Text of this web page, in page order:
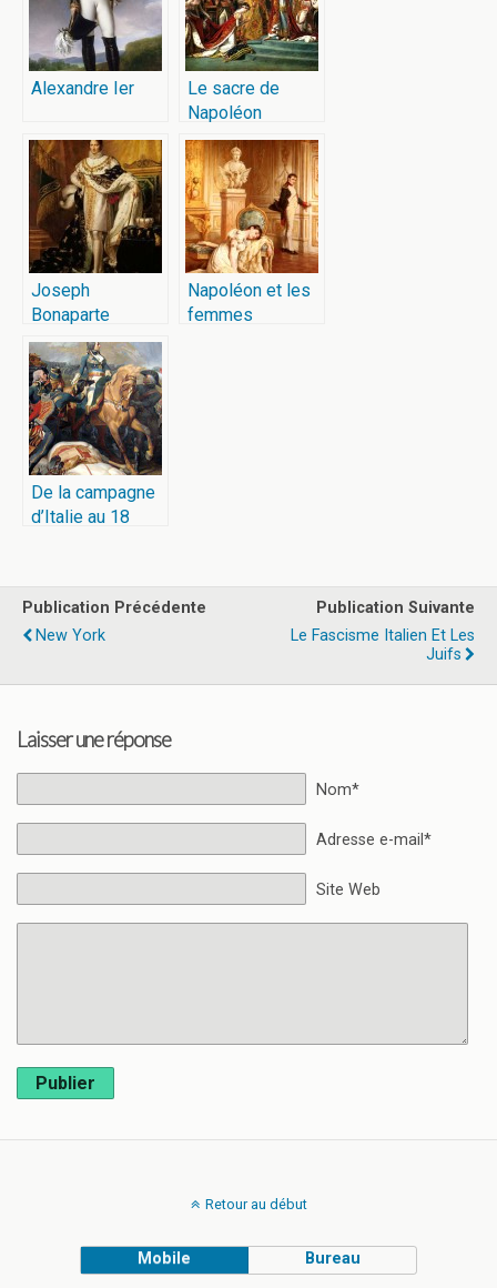
Alexandre Ier
Le sacre de
Napoléon
Joseph
Bonaparte
Napoléon et les
femmes
De la campagne
d’Italie au 18
devenu
Napoléon
Publication Précédente
New York
Publication Suivante
Le Fascisme Italien Et Les
Juifs
Laisser une réponse
Nom*
Adresse e-mail*
Site Web
Publier
Retour au début
Mobile Bureau